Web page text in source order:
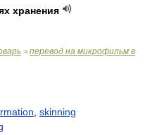
хранения
> перевод на микрофильм в
skinning